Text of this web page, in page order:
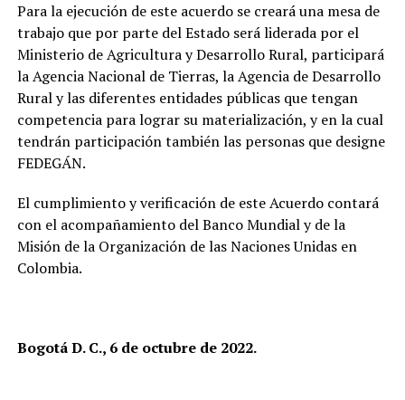
Para la ejecución de este acuerdo se creará una mesa de
trabajo que por parte del Estado será liderada por el
Ministerio de Agricultura y Desarrollo Rural, participará
la Agencia Nacional de Tierras, la Agencia de Desarrollo
Rural y las diferentes entidades públicas que tengan
competencia para lograr su materialización, y en la cual
tendrán participación también las personas que designe
FEDEGÁN.
El cumplimiento y verificación de este Acuerdo contará
con el acompañamiento del Banco Mundial y de la
Misión de la Organización de las Naciones Unidas en
Colombia.
Bogotá D. C., 6 de octubre de 2022.